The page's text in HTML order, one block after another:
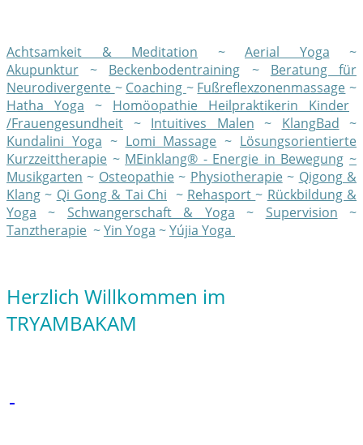
Achtsamkeit & Meditation ~ Aerial Yoga ~
Akupunktur ~ Beckenbodentraining ~ Beratung für
Neurodivergente ~ Coaching ~ Fußreflexzonenmassage ~
Hatha Yoga ~ Homöopathie Heilpraktikerin Kinder
/Frauengesundheit ~ Intuitives Malen ~ KlangBad ~
Kundalini Yoga ~ Lomi Massage ~ Lösungsorientierte
Kurzzeittherapie ~ MEinklang® - Energie in Bewegung ~
Musikgarten ~ Osteopathie~ Physiotherapie~ Qigong &
Klang ~ Qi Gong & Tai Chi ~ Rehasport~ Rückbildung &
Yoga ~ Schwangerschaft & Yoga ~ Supervision ~
Tanztherapie ~Yin Yoga ~Yújia Yoga
Herzlich Willkommen im
TRYAMBAKAM